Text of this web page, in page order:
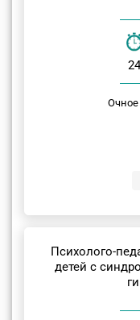
24
Очное
Психолого-
детей с